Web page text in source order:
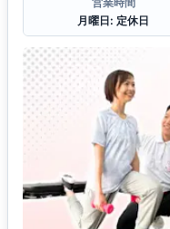
月曜日: 定休日